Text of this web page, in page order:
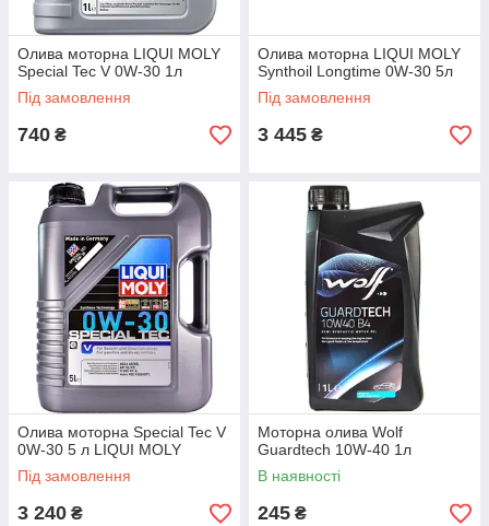
Олива моторна LIQUI MOLY
Special Tec V 0W-30 1л
Під замовлення
740 ₴
Олива моторна LIQUI MOLY
Synthoil Longtime 0W-30 5л
Під замовлення
3 445 ₴
Олива моторна Special Tec V
0W-30 5 л LIQUI MOLY
Під замовлення
3 240 ₴
Моторна олива Wolf
Guardtech 10W-40 1л
В наявності
245 ₴